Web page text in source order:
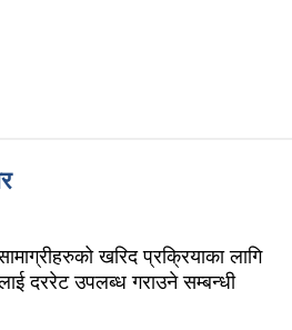
खरिद प्रक्रियाका लागि
दररेट उपलब्ध गराउने सम्बन्धी